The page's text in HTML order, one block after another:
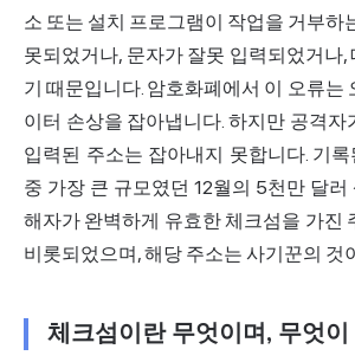
소 또는 설치 프로그램이 작업을 거부하
못되었거나, 문자가 잘못 입력되었거나,
기 때문입니다. 암호화폐에서 이 오류는
이터 손상을 잡아냅니다. 하지만 공격자
입력된 주소는 잡아내지 못합니다. 기
중 가장 큰 규모였던 12월의 5천만 달러
해자가 완벽하게 유효한 체크섬을 가진
비롯되었으며, 해당 주소는 사기꾼의 것
체크섬이란 무엇이며, 무엇이